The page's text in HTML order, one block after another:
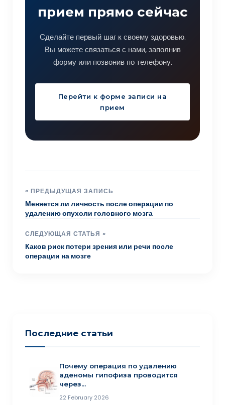
прием прямо сейчас
Сделайте первый шаг к своему здоровью.
Вы можете связаться с нами, заполнив
форму или позвонив по телефону.
Перейти к форме записи на
прием
« ПРЕДЫДУЩАЯ ЗАПИСЬ
Меняется ли личность после операции по
удалению опухоли головного мозга
СЛЕДУЮЩАЯ СТАТЬЯ »
Каков риск потери зрения или речи после
операции на мозге
Последние статьи
Почему операция по удалению
аденомы гипофиза проводится
через…
22 February 2026